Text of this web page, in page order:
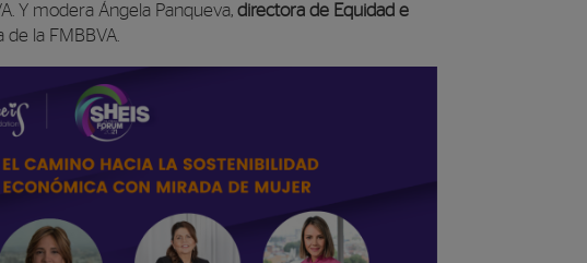
Y modera Ángela Panqueva, directora de Equidad e
la FMBBVA.